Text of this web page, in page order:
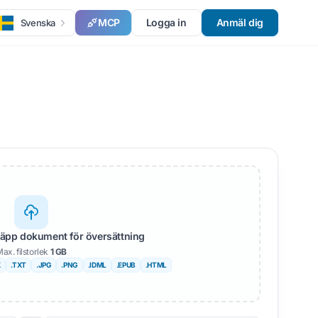
Svenska MCP Logga in Anmäl dig
dokument för översättning
filstorlek 1 GB
.TXT .JPG .PNG .IDML .EPUB .HTML